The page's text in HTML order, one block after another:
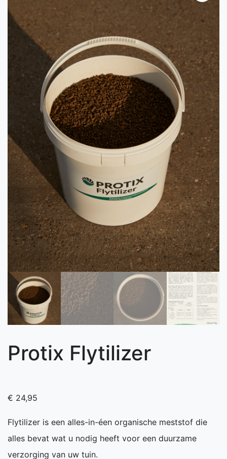
Protix Flytilizer
€ 24,95
Flytilizer is een alles-in-éen organische meststof die
alles bevat wat u nodig heeft voor een duurzame
verzorging van uw tuin.